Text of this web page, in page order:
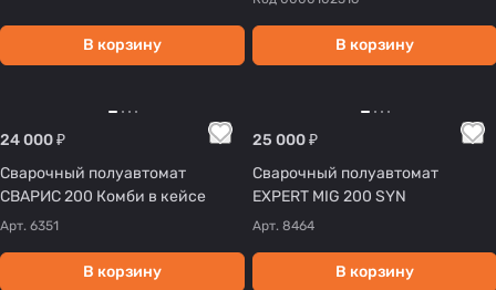
В корзину В корзину
24 000 ₽
Сварочный полуавтомат
СВАРИС 200 Комби в кейсе
Арт. 6351
В корзину
25 000 ₽
Сварочный полуавтомат
EXPERT MIG 200 SYN
Арт. 8464
В корзину